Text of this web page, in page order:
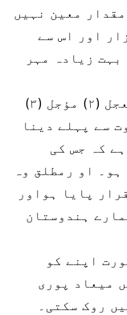
معین نہیں
اور اس سے
زیادہ مہر
(۳)…مہر کی تین قسمیں ہیں ۔ (۱) معجل (۲) مؤجل (۳)
سے پہلے دینا
کہ جس کی
او رمطلق وہ
پایا ہواور
ہندوستان
اپنے کو
میعاد پوری
روک سکتی۔